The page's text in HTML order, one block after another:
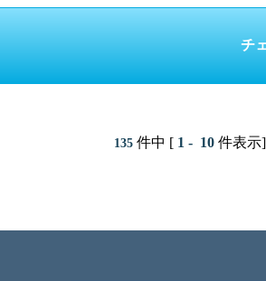
135 件中 [ 1 - 10 件表示]